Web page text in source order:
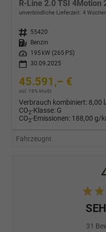
unverbindliche Lieferzeit: 4 Wochen
Fahrzeugnr. 55420
Kraftstoff
Benzin
Leistung
195 kW (265 PS)
30.09.2025
45.591,– €
incl. 19% MwSt.
Verbrauch kombiniert: 8,00
CO2-Klasse: G
CO2-Emissionen: 188,00 g/
Fahrzeugnr.
31